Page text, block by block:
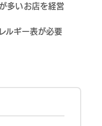
多いお店を経営
ルギー表が必要